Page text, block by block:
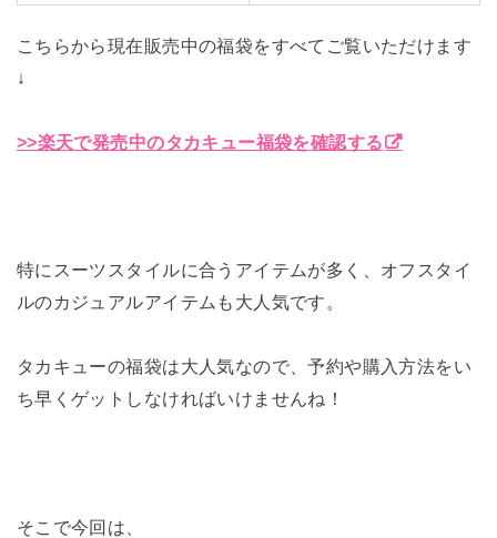
こちらから現在販売中の福袋をすべてご覧いただけます
↓
>>楽天で発売中のタカキュー福袋を確認する
特にスーツスタイルに合うアイテムが多く、オフスタイ
ルのカジュアルアイテムも大人気です。
タカキューの福袋は大人気なので、予約や購入方法をい
ち早くゲットしなければいけませんね！
そこで今回は、